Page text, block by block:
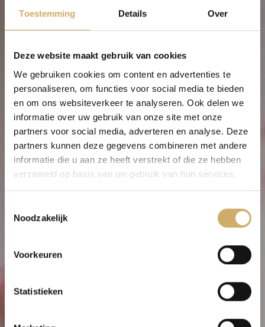
Toestemming Details Over
Deze website maakt gebruik van cookies
We gebruiken cookies om content en advertenties te
personaliseren, om functies voor social media te bieden
en om ons websiteverkeer te analyseren. Ook delen we
informatie over uw gebruik van onze site met onze
partners voor social media, adverteren en analyse. Deze
partners kunnen deze gegevens combineren met andere
informatie die u aan ze heeft verstrekt of die ze hebben
verzameld op basis van uw gebruik van hun services.
Noodzakelijk
Voorkeuren
Statistieken
BRASSERIE
AMBASSADE
Geïnspireerd door de Franse keuken,